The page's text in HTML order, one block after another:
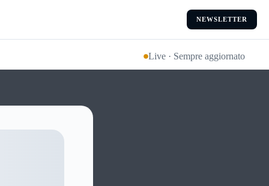
NEWSLETTER
Live · Sempre aggiornato